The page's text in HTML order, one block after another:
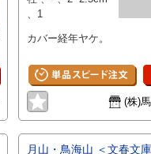
、1
カバー経年ヤケ。
(株)
月山・鳥海山 ＜文春文